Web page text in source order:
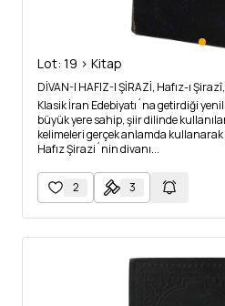
Lot: 19 > Kitap
DİVAN-I HAFIZ-I ŞİRAZİ, Hafız-ı
Klasik İran Edebiyatı´na getirdiği
büyük yere sahip, şiir dilinde
kelimeleri gerçek anlamda
Hafız Şirazi´nin divanı...
2 3